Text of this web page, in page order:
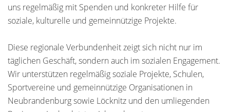
uns regelmäßig mit Spenden und konkreter Hilfe für
soziale, kulturelle und gemeinnützige Projekte.
Diese regionale Verbundenheit zeigt sich nicht nur im
täglichen Geschäft, sondern auch im sozialen Engagement.
Wir unterstützen regelmäßig soziale Projekte, Schulen,
Sportvereine und gemeinnützige Organisationen in
Neubrandenburg sowie Löcknitz und den umliegenden